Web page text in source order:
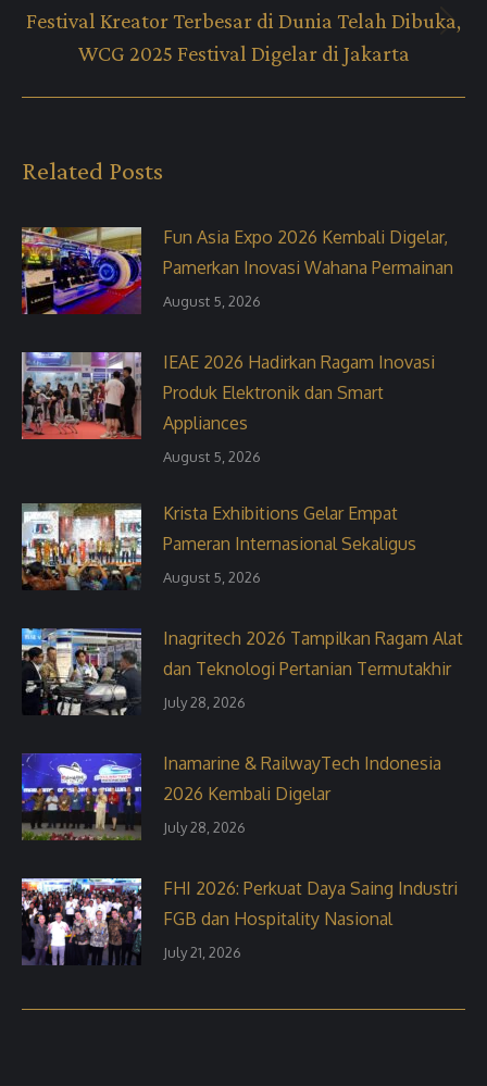
Next
post:
Festival Kreator Terbesar di Dunia Telah Dibuka,
WCG 2025 Festival Digelar di Jakarta
Related Posts
Fun Asia Expo 2026 Kembali Digelar,
Pamerkan Inovasi Wahana Permainan
August 5, 2026
IEAE 2026 Hadirkan Ragam Inovasi
Produk Elektronik dan Smart
Appliances
August 5, 2026
Krista Exhibitions Gelar Empat
Pameran Internasional Sekaligus
August 5, 2026
Inagritech 2026 Tampilkan Ragam Alat
dan Teknologi Pertanian Termutakhir
July 28, 2026
Inamarine & RailwayTech Indonesia
2026 Kembali Digelar
July 28, 2026
FHI 2026: Perkuat Daya Saing Industri
FGB dan Hospitality Nasional
July 21, 2026